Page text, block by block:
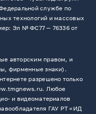
службе по
технологий и массовых
Эл № ФС77 — 76336 от
авторским правом, и
фирменные знаки).
разрешено только
Любое
и видеоматериалов
ГАУ РТ «ИД